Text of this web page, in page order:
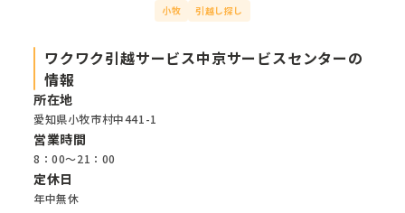
小牧 引越し探し
ワクワク引越サービス中京サービスセンターの
情報
所在地
愛知県小牧市村中441-1
営業時間
8：00～21：00
定休日
年中無休